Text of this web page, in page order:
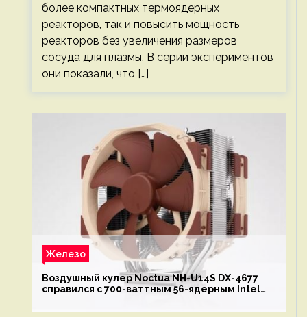
более компактных термоядерных
реакторов, так и повысить мощность
реакторов без увеличения размеров
сосуда для плазмы. В серии экспериментов
они показали, что […]
Железо
Воздушный кулер Noctua NH-U14S DX-4677
справился с 700-ваттным 56-ядерным Intel